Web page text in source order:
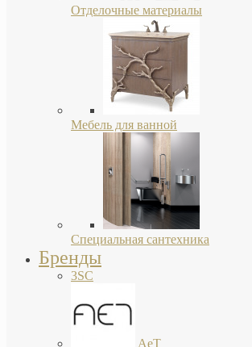
Отделочные материалы
Мебель для ванной
Специальная сантехника
Бренды
3SC
AeT